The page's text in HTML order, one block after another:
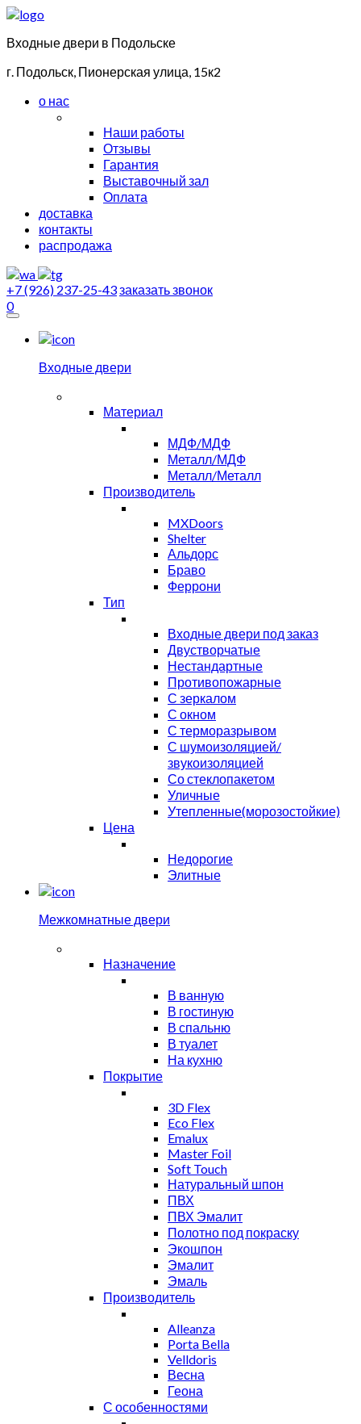
Входные двери в Подольске
г. Подольск, Пионерская улица, 15к2
о нас
Наши работы
Отзывы
Гарантия
Выставочный зал
Оплата
доставка
контакты
распродажа
+7 (926) 237-25-43заказать звонок
0
Входные двери
Материал
МДФ/МДФ
Металл/МДФ
Металл/Металл
Производитель
MXDoors
Shelter
Альдорс
Браво
Феррони
Тип
Входные двери под заказ
Двустворчатые
Нестандартные
Противопожарные
С зеркалом
С окном
С терморазрывом
С шумоизоляцией/
звукоизоляцией
Со стеклопакетом
Уличные
Утепленные(морозостойкие)
Цена
Недорогие
Элитные
Межкомнатные двери
Назначение
В ванную
В гостиную
В спальню
В туалет
На кухню
Покрытие
3D Flex
Eco Flex
Emalux
Master Foil
Soft Touch
Натуральный шпон
ПВХ
ПВХ Эмалит
Полотно под покраску
Экошпон
Эмалит
Эмаль
Производитель
Alleanza
Porta Bella
Velldoris
Весна
Геона
С особенностями